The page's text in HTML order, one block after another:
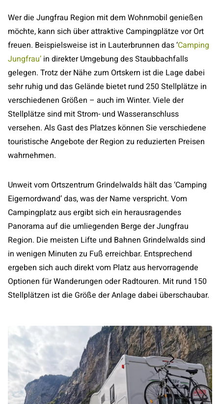
Wer die Jungfrau Region mit dem Wohnmobil genießen
möchte, kann sich über attraktive Campingplätze vor Ort
freuen. Beispielsweise ist in Lauterbrunnen das ‘Camping
Jungfrau’ in direkter Umgebung des Staubbachfalls
gelegen. Trotz der Nähe zum Ortskern ist die Lage dabei
sehr ruhig und das Gelände bietet rund 250 Stellplätze in
verschiedenen Größen – auch im Winter. Viele der
Stellplätze sind mit Strom- und Wasseranschluss
versehen. Als Gast des Platzes können Sie verschiedene
touristische Angebote der Region zu reduzierten Preisen
wahrnehmen.
Unweit vom Ortszentrum Grindelwalds hält das ‘Camping
Eigernordwand’ das, was der Name verspricht. Vom
Campingplatz aus ergibt sich ein herausragendes
Panorama auf die umliegenden Berge der Jungfrau
Region. Die meisten Lifte und Bahnen Grindelwalds sind
in wenigen Minuten zu Fuß erreichbar. Entsprechend
ergeben sich auch direkt vom Platz aus hervorragende
Optionen für Wanderungen oder Radtouren. Mit rund 150
Stellplätzen ist die Größe der Anlage dabei überschaubar.